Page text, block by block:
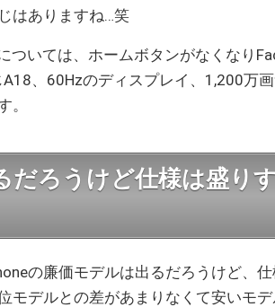
はありますね…笑
ついては、ホームボタンがなくなり
、60Hzのディスプレイ、1,200万
。
だろうけど仕様は盛り
の廉価モデルは出るだろうけど、
モデルとの差があまりなくて安いモ